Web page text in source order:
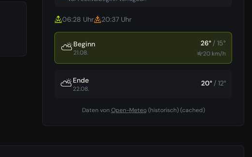
06:28 Uhr 20:37 Uhr
⛅Beginn
21.08.
26° / 15°
20 km/h
⛅Ende
22.08.
20° / 12°
Daten von Open-Meteo(historisch)(cached)